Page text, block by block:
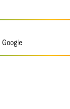
Google